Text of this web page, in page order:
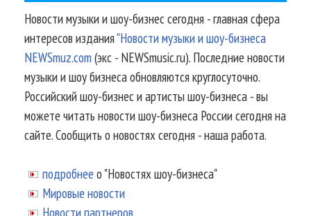
Новости музыки и шоу-бизнес сегодня - главная сфера
интересов издания"Новости музыки и шоу-бизнеса
NEWSmuz.com(экс - NEWSmusic.ru). Последние новости
музыки и шоу бизнеса обновляются круглосуточно.
Российский шоу-бизнес и артисты шоу-бизнеса - вы
можете читать новости шоу-бизнеса России сегодня на
сайте. Сообщить о новостях сегодня - наша работа.
подробнее о "Новостях шоу-бизнеса"
Мировые новости
Новости партнеров